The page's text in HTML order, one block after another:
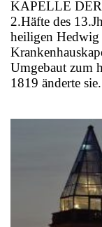
KAPELLE
2.Häfte des
heiligen
Umgebaut zum
1819 änderte